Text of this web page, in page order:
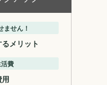
ません！
メリット
費